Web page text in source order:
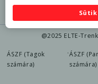
@2025 ELTE-
ÁSZF (Tagok
számára)
·ÁSZF
számára)